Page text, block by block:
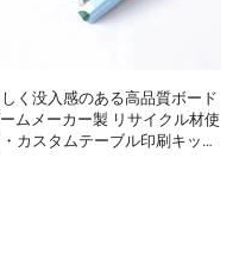
く没入感のある高品質ボード
ムメーカー製 リサイクル材使
カスタムテーブル印刷キッズ